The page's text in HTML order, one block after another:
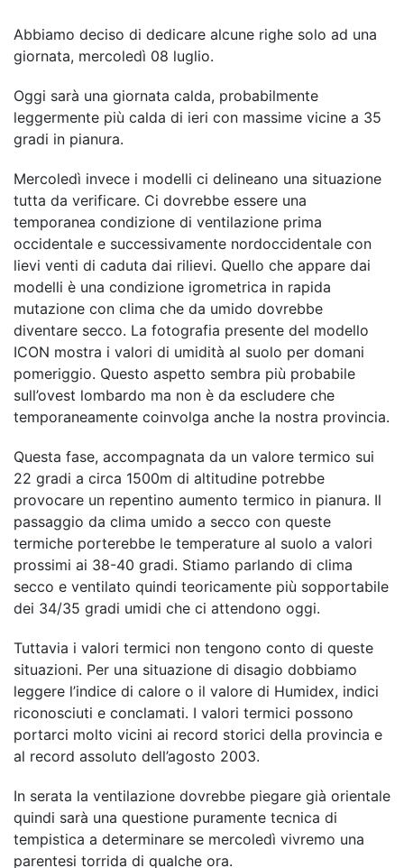
Abbiamo deciso di dedicare alcune righe solo ad una
giornata, mercoledì 08 luglio.
Oggi sarà una giornata calda, probabilmente
leggermente più calda di ieri con massime vicine a 35
gradi in pianura.
Mercoledì invece i modelli ci delineano una situazione
tutta da verificare. Ci dovrebbe essere una
temporanea condizione di ventilazione prima
occidentale e successivamente nordoccidentale con
lievi venti di caduta dai rilievi. Quello che appare dai
modelli è una condizione igrometrica in rapida
mutazione con clima che da umido dovrebbe
diventare secco. La fotografia presente del modello
ICON mostra i valori di umidità al suolo per domani
pomeriggio. Questo aspetto sembra più probabile
sull’ovest lombardo ma non è da escludere che
temporaneamente coinvolga anche la nostra provincia.
Questa fase, accompagnata da un valore termico sui
22 gradi a circa 1500m di altitudine potrebbe
provocare un repentino aumento termico in pianura. Il
passaggio da clima umido a secco con queste
termiche porterebbe le temperature al suolo a valori
prossimi ai 38-40 gradi. Stiamo parlando di clima
secco e ventilato quindi teoricamente più sopportabile
dei 34/35 gradi umidi che ci attendono oggi.
Tuttavia i valori termici non tengono conto di queste
situazioni. Per una situazione di disagio dobbiamo
leggere l’indice di calore o il valore di Humidex, indici
riconosciuti e conclamati. I valori termici possono
portarci molto vicini ai record storici della provincia e
al record assoluto dell’agosto 2003.
In serata la ventilazione dovrebbe piegare già orientale
quindi sarà una questione puramente tecnica di
tempistica a determinare se mercoledì vivremo una
parentesi torrida di qualche ora.